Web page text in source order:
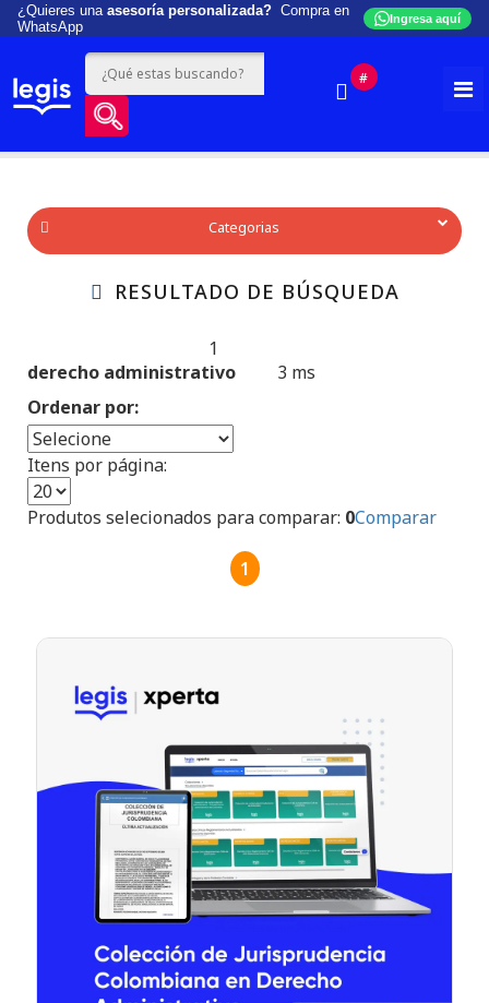
¿Quieres una asesoría personalizada? Compra en
WhatsApp
Ingresa aquí
#
Categorias
RESULTADO DE BÚSQUEDA
1
derecho administrativo
3 ms
Ordenar por:
Itens por página:
Produtos selecionados para comparar: 0Comparar
1